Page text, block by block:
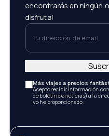
encontrarás en ningún
disfruta!
Tu dirección de email
Más viajes a precios
Acepto recibir información
de boletín de noticias) a la
yo he proporcionado.